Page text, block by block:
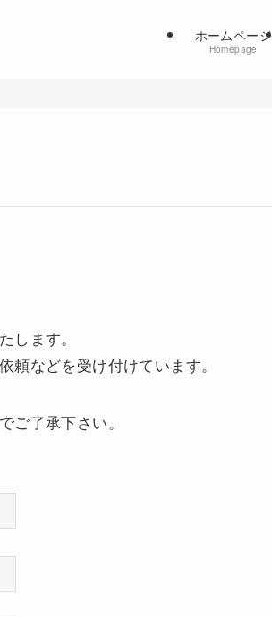
ホームページ
Homepage
します。
などを受け付けています。
ご了承下さい。